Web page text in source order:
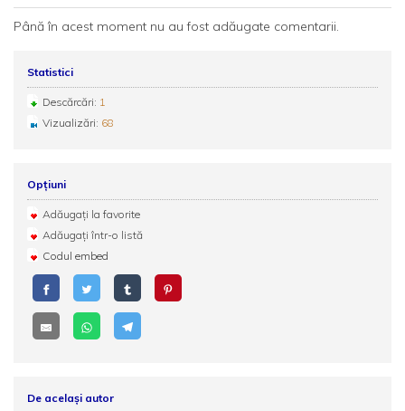
Până în acest moment nu au fost adăugate comentarii.
Statistici
Descărcări: 1
Vizualizări: 68
Opțiuni
Adăugați la favorite
Adăugați într-o listă
Codul embed
De același autor